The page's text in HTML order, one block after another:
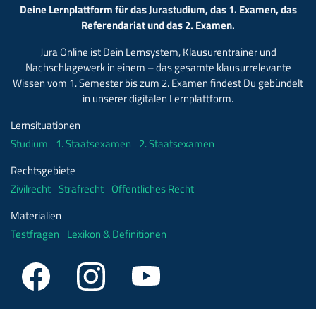
Deine Lernplattform für das Jurastudium, das 1. Examen, das
Referendariat und das 2. Examen.
Jura Online ist Dein Lernsystem, Klausurentrainer und
Nachschlagewerk in einem – das gesamte klausurrelevante
Wissen vom 1. Semester bis zum 2. Examen findest Du gebündelt
in unserer digitalen Lernplattform.
Lernsituationen
Studium 1. Staatsexamen 2. Staatsexamen
Rechtsgebiete
Zivilrecht Strafrecht Öffentliches Recht
Materialien
Testfragen Lexikon & Definitionen